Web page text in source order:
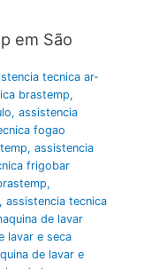
em São
tecnica ar-
brastemp,
, assistencia
fogao
, assistencia
frigobar
,
, assistencia tecnica
de lavar
lavar e seca
de lavar e